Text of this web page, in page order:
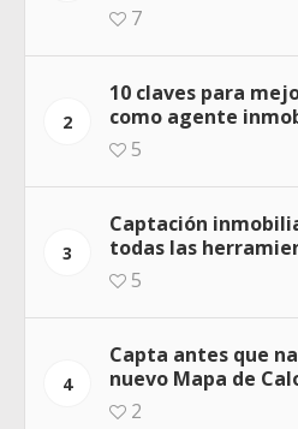
7
2
10 claves para
como agente
5
3
Captación
todas las
5
4
Capta antes que
nuevo Mapa de
2